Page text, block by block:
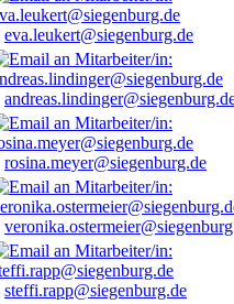
eva.leukert@siegenburg.de
rosina.meyer@siegenburg.de
steffi.rapp@siegenburg.de